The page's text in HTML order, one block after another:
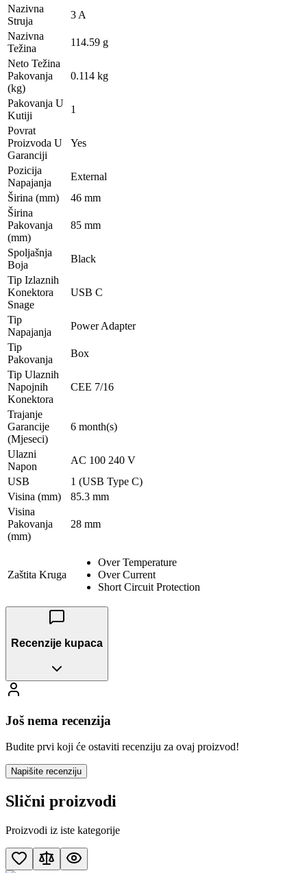
Nazivna
Struja
3 A
Nazivna
Težina
114.59 g
Neto Težina
Pakovanja
(kg)
0.114 kg
Pakovanja U
Kutiji
1
Povrat
Proizvoda U
Garanciji
Yes
Pozicija
Napajanja
External
Širina (mm)
46 mm
Širina
Pakovanja
(mm)
85 mm
Spoljašnja
Boja
Black
Tip Izlaznih
Konektora
Snage
USB C
Tip
Napajanja
Power Adapter
Tip
Pakovanja
Box
Tip Ulaznih
Napojnih
Konektora
CEE 7/16
Trajanje
Garancije
(Mjeseci)
6 month(s)
Ulazni
Napon
AC 100 240 V
USB
1 (USB Type C)
Visina (mm)
85.3 mm
Visina
Pakovanja
(mm)
28 mm
Zaštita Kruga
Over Temperature
Over Current
Short Circuit Protection
Recenzije kupaca
Još nema recenzija
Budite prvi koji će ostaviti recenziju za ovaj proizvod!
Napišite recenziju
Slični proizvodi
Proizvodi iz iste kategorije